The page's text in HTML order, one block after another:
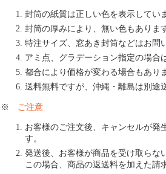
封筒の紙質は正しい色を表示してい
封筒の厚みにより、無い色もありま
特注サイズ、窓あき封筒などはお問
アミ点、グラデーション指定の場合
都合により価格が変わる場合もあり
送料無料ですが、沖縄・離島は別途
※ ご注意
お客様のご注文後、キャンセルが発
す。
発送後、お客様が商品を受け取らな
この場合、商品の返送料を加えた請